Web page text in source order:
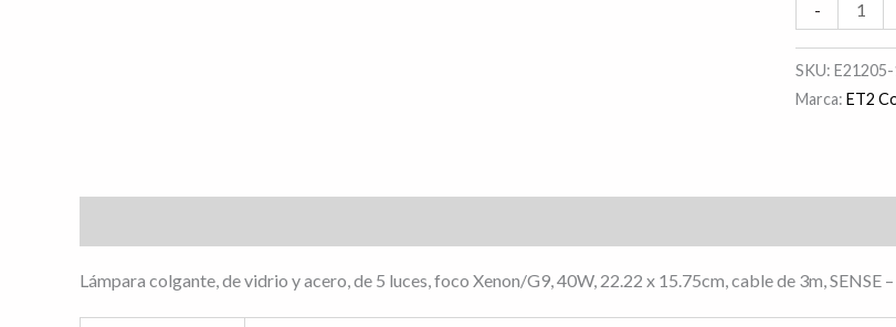
-
SKU:
Marca: ET2
Lámpara colgante, de vidrio y acero, de 5 luces, foco Xenon/G9, 40W, 22.22 x 15.75cm, cable de 3m, SENSE –